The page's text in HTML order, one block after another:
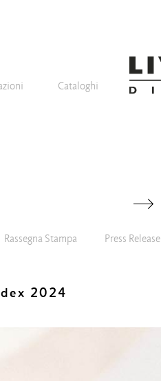
Cataloghi
Rassegna Stampa Press Release
2024